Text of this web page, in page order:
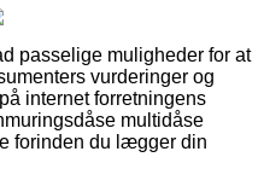
passelige muligheder for at
vurderinger og
internet forretningens
multidåse
forinden du lægger din